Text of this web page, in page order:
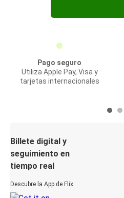
Pago seguro
Utiliza Apple Pay, Visa y
tarjetas internacionales
Billete digital y
seguimiento en
tiempo real
Descubre la App de Flix